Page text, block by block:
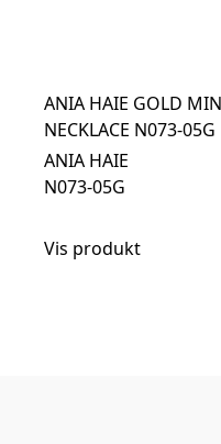
ANIA HAIE GOLD
NECKLACE N073-05G
ANIA HAIE
N073-05G
Vis produkt